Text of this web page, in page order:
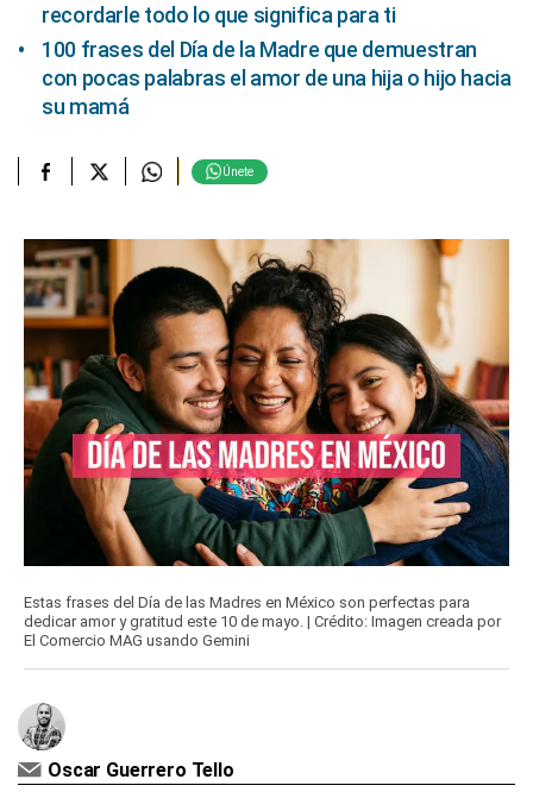
recordarle todo lo que significa para ti
100 frases del Día de la Madre que demuestran
con pocas palabras el amor de una hija o hijo hacia
su mamá
Únete
Estas frases del Día de las Madres en México son perfectas para
dedicar amor y gratitud este 10 de mayo. | Crédito: Imagen creada por
El Comercio MAG usando Gemini
Oscar Guerrero Tello